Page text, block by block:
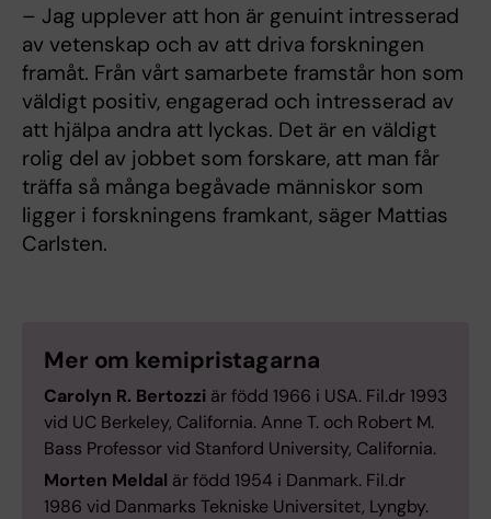
– Jag upplever att hon är genuint intresserad
av vetenskap och av att driva forskningen
framåt. Från vårt samarbete framstår hon som
väldigt positiv, engagerad och intresserad av
att hjälpa andra att lyckas. Det är en väldigt
rolig del av jobbet som forskare, att man får
träffa så många begåvade människor som
ligger i forskningens framkant, säger Mattias
Carlsten.
Mer om kemipristagarna
Carolyn R. Bertozzi är född 1966 i USA. Fil.dr 1993
vid UC Berkeley, California. Anne T. och Robert M.
Bass Professor vid Stanford University, California.
Morten Meldal är född 1954 i Danmark. Fil.dr
1986 vid Danmarks Tekniske Universitet, Lyngby.